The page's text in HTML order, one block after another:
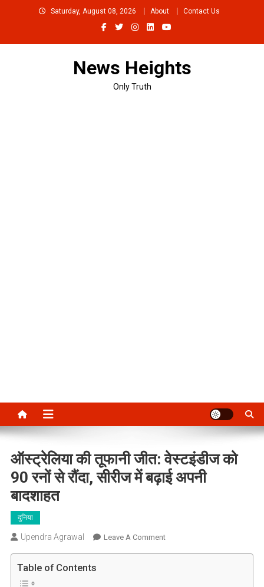
Saturday, August 08, 2026 About Contact Us
News Heights
Only Truth
ऑस्ट्रेलिया की तूफानी जीत: वेस्टइंडीज को
90 रनों से रौंदा, सीरीज में बढ़ाई अपनी
बादशाहत
दुनिया
Upendra Agrawal Leave A CommentOn
Table of Contents